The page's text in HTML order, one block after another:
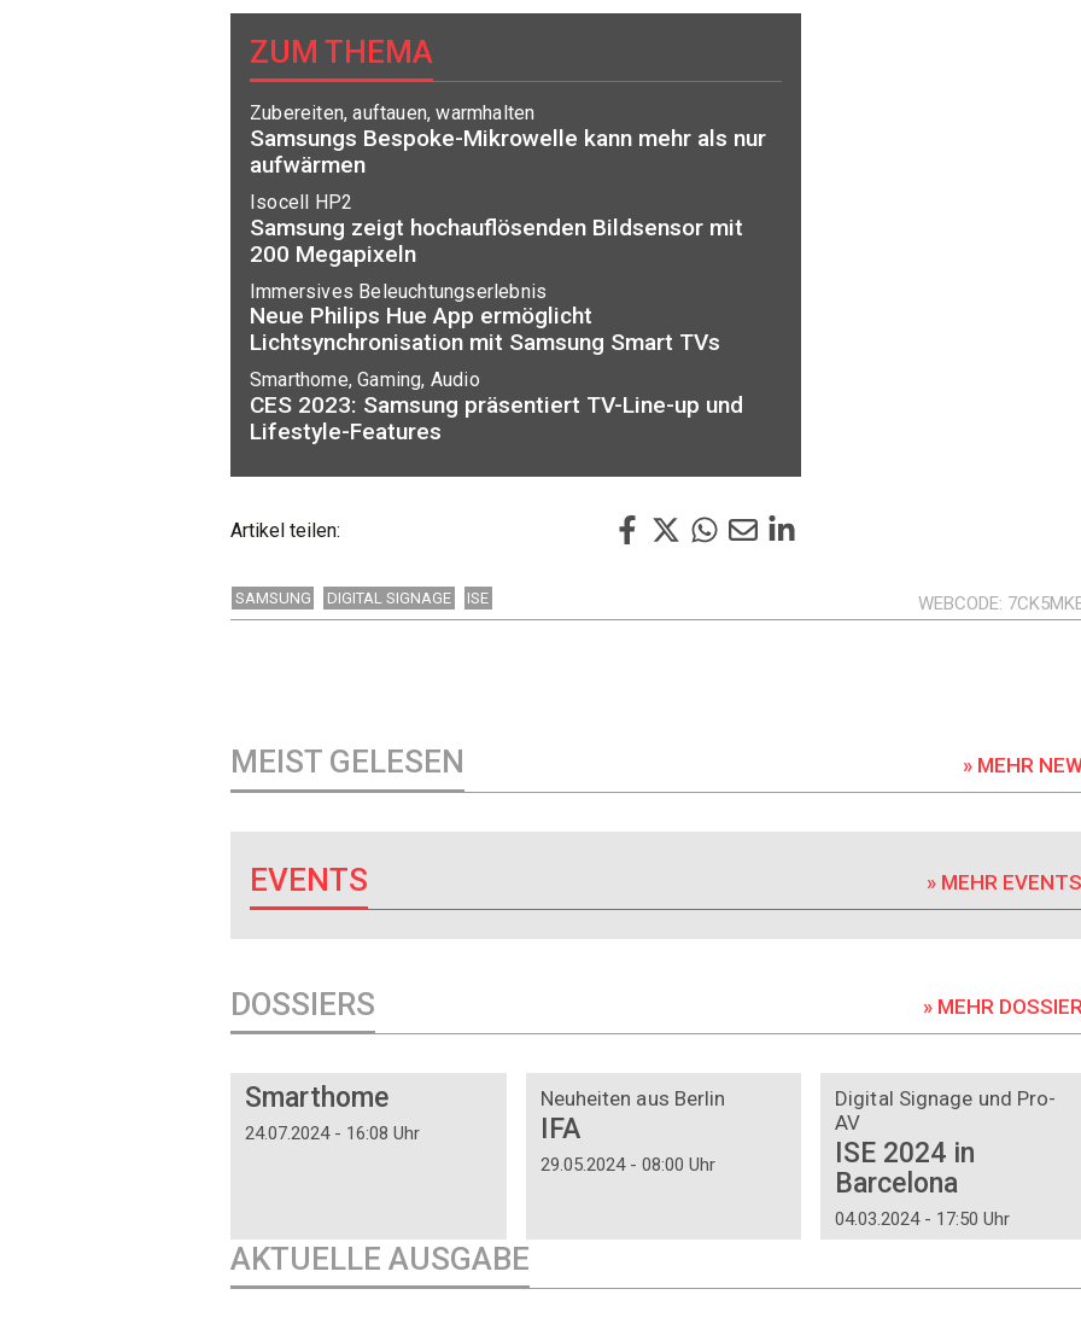
ZUM THEMA
Zubereiten, auftauen, warmhalten
Samsungs Bespoke-Mikrowelle kann mehr als nur
aufwärmen
Isocell HP2
Samsung zeigt hochauflösenden Bildsensor mit
200 Megapixeln
Immersives Beleuchtungserlebnis
Neue Philips Hue App ermöglicht
Lichtsynchronisation mit Samsung Smart TVs
Smarthome, Gaming, Audio
CES 2023: Samsung präsentiert TV-Line-up und
Lifestyle-Features
Artikel teilen:
SAMSUNG DIGITAL SIGNAGE ISE WEBCODE
MEIST GELESEN » MEHR
EVENTS » MEHR EVENTS
DOSSIERS » MEHR
Smarthome
24.07.2024 - 16:08 Uhr
Neuheiten aus Berlin
IFA
29.05.2024 - 08:00 Uhr
Digital Signage und Pro-
AV
ISE 2024 in
Barcelona
04.03.2024 - 17:50 Uhr
AKTUELLE AUSGABE